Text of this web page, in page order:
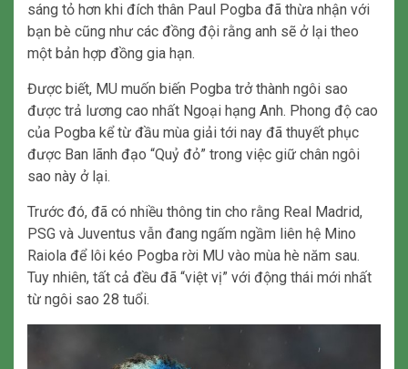
sáng tỏ hơn khi đích thân Paul Pogba đã thừa nhận với
bạn bè cũng như các đồng đội rằng anh sẽ ở lại theo
một bản hợp đồng gia hạn.
Được biết, MU muốn biến Pogba trở thành ngôi sao
được trả lương cao nhất Ngoại hạng Anh. Phong độ cao
của Pogba kể từ đầu mùa giải tới nay đã thuyết phục
được Ban lãnh đạo “Quỷ đỏ” trong việc giữ chân ngôi
sao này ở lại.
Trước đó, đã có nhiều thông tin cho rằng Real Madrid,
PSG và Juventus vẫn đang ngấm ngầm liên hệ Mino
Raiola để lôi kéo Pogba rời MU vào mùa hè năm sau.
Tuy nhiên, tất cả đều đã “việt vị” với động thái mới nhất
từ ngôi sao 28 tuổi.